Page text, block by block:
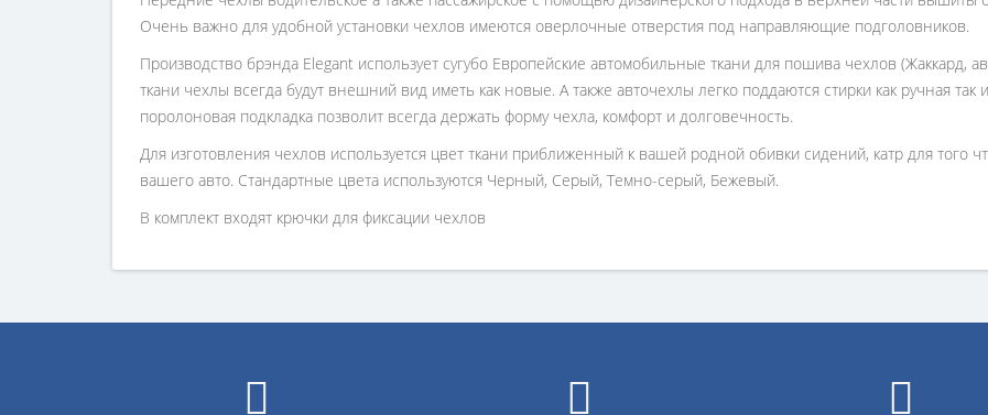
Очень важно для удобной установки чехлов имеются оверлочные отверстия под направляющие подголовников.
Производство брэнда Elegant использует сугубо Европейские автомобильные ткани для пошива чехлов (Жаккард,
ткани чехлы всегда будут внешний вид иметь как новые. А также авточехлы легко поддаются стирки как ручная
поролоновая подкладка позволит всегда держать форму чехла, комфорт и долговечность.
Для изготовления чехлов используется цвет ткани приближенный к вашей родной обивки сидений, катр для того
вашего авто. Стандартные цвета используются Черный, Серый, Темно-серый, Бежевый.
В комплект входят крючки для фиксации чехлов